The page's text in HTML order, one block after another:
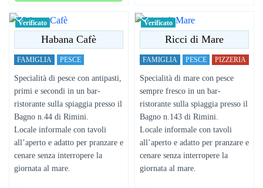
Verificato
Habana Cafè
FAMIGLIA PESCE
Specialità di pesce con antipasti,
primi e secondi in un bar-
ristorante sulla spiaggia presso il
Bagno n.44 di Rimini.
Locale informale con tavoli
all’aperto e adatto per pranzare e
cenare senza interropere la
giornata al mare.
Verificato
Ricci di Mare
FAMIGLIA PESCE PIZZERIA
Specialità di mare con pesce
sempre fresco in un bar-
ristorante sulla spiaggia presso il
Bagno n.143 di Rimini.
Locale informale con tavoli
all’aperto e adatto per pranzare e
cenare senza interropere la
giornata al mare.